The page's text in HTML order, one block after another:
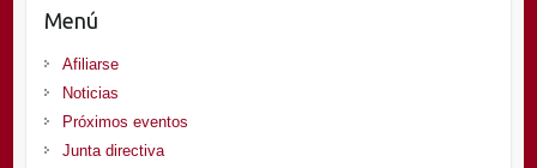
Menú
Afiliarse
Noticias
Próximos eventos
Junta directiva